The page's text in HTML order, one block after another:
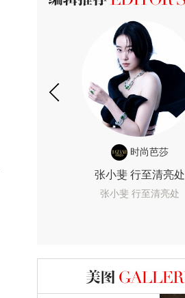
时尚芭莎
张小斐 行至清亮处
张小斐 行至清亮处
图库